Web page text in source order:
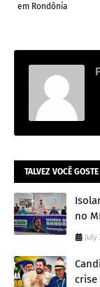
em Rondônia
TALVEZ VOCÊ
no
July